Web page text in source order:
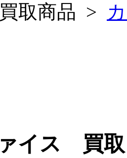
取商品 >
イス 買取